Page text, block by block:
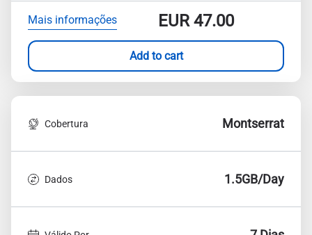
Mais informações EUR47.00
Add to cart
Cobertura Montserrat
Dados 1.5GB/Day